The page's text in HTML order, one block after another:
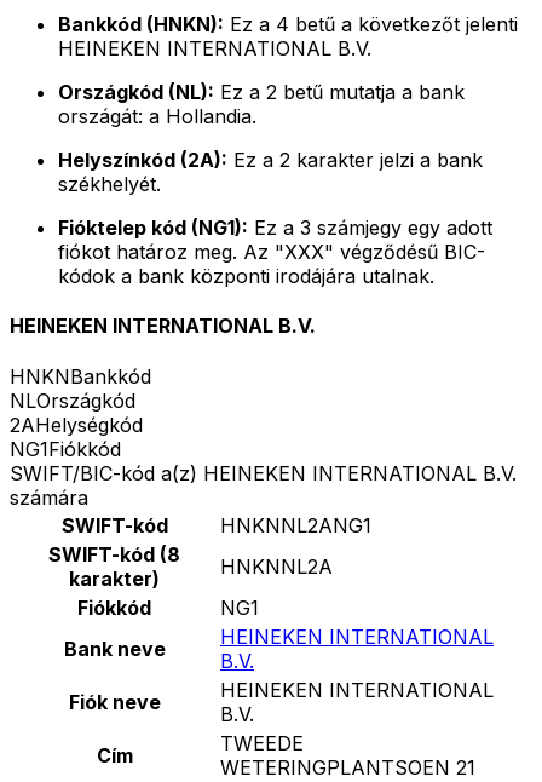
Bankkód (HNKN): Ez a 4 betű a következőt jelenti
HEINEKEN INTERNATIONAL B.V.
Országkód (NL): Ez a 2 betű mutatja a bank
országát: a Hollandia.
Helyszínkód (2A): Ez a 2 karakter jelzi a bank
székhelyét.
Fióktelep kód (NG1): Ez a 3 számjegy egy adott
fiókot határoz meg. Az "XXX" végződésű BIC-
kódok a bank központi irodájára utalnak.
HEINEKEN INTERNATIONAL B.V.
HNKNBankkód
NLOrszágkód
2AHelységkód
NG1Fiókkód
SWIFT/BIC-kód a(z) HEINEKEN INTERNATIONAL B.V.
számára
SWIFT-kód
HNKNNL2ANG1
SWIFT-kód (8
karakter)
HNKNNL2A
Fiókkód
NG1
Bank neve
HEINEKEN INTERNATIONAL
B.V.
Fiók neve
HEINEKEN INTERNATIONAL
B.V.
Cím
TWEEDE
WETERINGPLANTSOEN 21